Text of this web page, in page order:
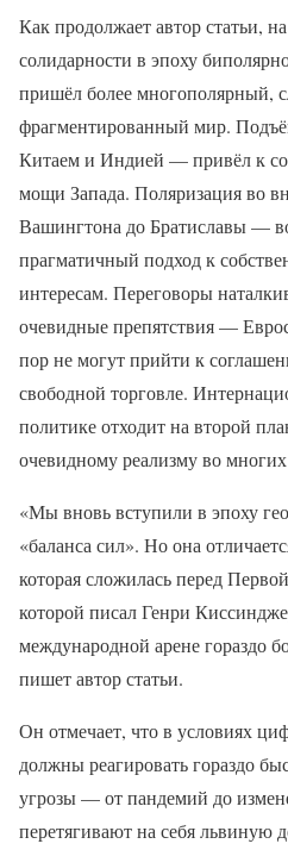
Как продолжает автор статьи,
солидарности в эпоху
пришёл более многополярный,
фрагментированный мир.
Китаем и Индией — привёл к
мощи Запада. Поляризация во
Вашингтона до Братиславы —
прагматичный подход к
интересам. Переговоры
очевидные препятствия —
пор не могут прийти к
свободной торговле.
политике отходит на второй
очевидному реализму во
«Мы вновь вступили в эпоху
«баланса сил». Но она
которая сложилась перед
которой писал Генри
международной арене гораздо
пишет автор статьи.
Он отмечает, что в условиях
должны реагировать гораздо
угрозы — от пандемий до
перетягивают на себя львиную